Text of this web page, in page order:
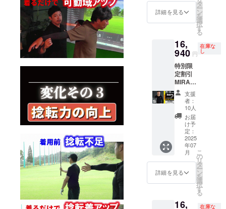
請求書
発行事
の記載
のある
インボ
イスが
必要な
場合
は、
CAMPF
IREメッ
セージ
にて実
行者に
直接お
問合せ
くださ
ご注文
状況、
給状
況、製
造工程
上の都
合等に
より出
荷時期
が遅れ
る場合
があり
ます。
※適格請
求書発
行事業
者登録
り 適格
請求書
録番号
す。ご
了承く
ご支援
により
量産効
率が向
上した
場合、
正規販
売価格
が販売
予定価
格より
下がる
可能性
もござ
いま
ご注文
状況、
給状
【サイ
ズ
ある質
問】
【注意
事項】
は必ず
お読み
くださ
い。 ※
デザイ
ン 仕様
は変更
になる
可能性
もござ
いま
す。ご
了承く
ご支援
ブラッ
ク ■一
般販売
価格 ：
円
■CAMP
FIRE価
格：
34,364
円 サイ
ズ展
開：S,
M, L, LL
以下、
必読事
項 ※
ページ
下部に
ある、
【サイ
ズ
ある質
詳細を見る
タ
ー
ン
を
選
択
す
る
16,
940 円
在庫な
し
特別限
定割引
MIRAKI
RU ロン
グス
リーブ
1枚
30％off
サイ
ズ：S
ラー：
ブラッ
ク ■一
般販売
価格 ：
円
支援
者：
10人
お届
け予
定：
2025
年07
月
詳細を見る
こ
の
リ
タ
ー
ン
を
選
択
す
る
16, 在庫な